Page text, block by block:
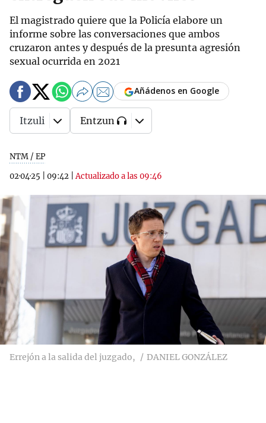
El magistrado quiere que la Policía elabore un
informe sobre las conversaciones que ambos
cruzaron antes y después de la presunta agresión
sexual ocurrida en 2021
NTM / EP
02·04·25
09:42 |Actualizado a las 09:46
Añádenos en Google
Itzuli Entzun
Errejón a la salida del juzgado, DANIEL GONZÁLEZ